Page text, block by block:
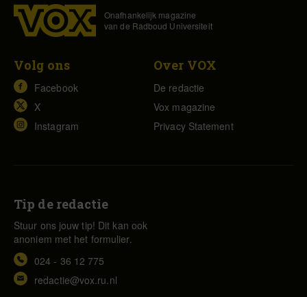
Onafhankelijk magazine
van de Radboud Universiteit
Volg ons
Facebook
X
Instagram
Over VOX
De redactie
Vox magazine
Privacy Statement
Tip de redactie
Stuur ons jouw tip! Dit kan ook
anoniem met het formulier.
024 - 36 12 775
redactie@vox.ru.nl